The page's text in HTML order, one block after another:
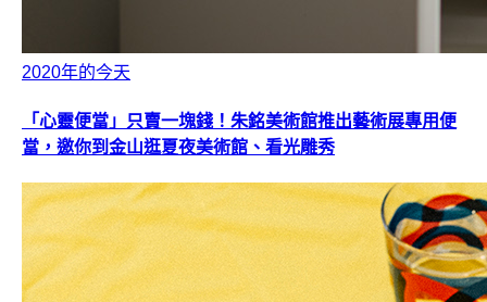
2020年的今天
「心靈便當」只賣一塊錢！朱銘美術館推出藝術展專用便
當，邀你到金山逛夏夜美術館、看光雕秀